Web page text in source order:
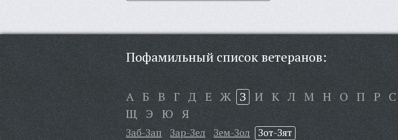
Пофамильный список ветеранов:
А Б В Г Д Е Ж З И К Л М Н О П Р С
Щ Э Ю Я
Заб-Зап Зар-Зел Зем-Зол Зот-Зят